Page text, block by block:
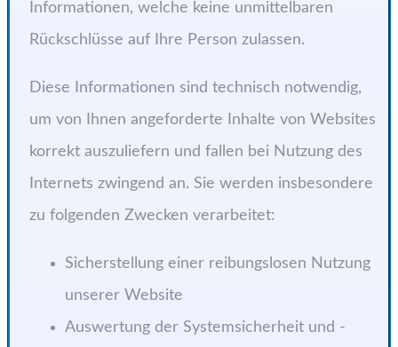
Informationen, welche keine unmittelbaren
Rückschlüsse auf Ihre Person zulassen.
Diese Informationen sind technisch notwendig,
um von Ihnen angeforderte Inhalte von Websites
korrekt auszuliefern und fallen bei Nutzung des
Internets zwingend an. Sie werden insbesondere
zu folgenden Zwecken verarbeitet:
Sicherstellung einer reibungslosen Nutzung
unserer Website
Auswertung der Systemsicherheit und -